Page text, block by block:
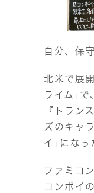
自分、保
北米で展
ライム｣で
『トラン
ズのキャ
イ｣になっ
ファミコ
コンボイ